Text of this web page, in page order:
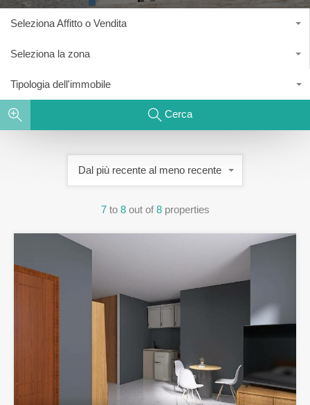
Seleziona Affitto o Vendita
Seleziona la zona
Tipologia dell'immobile
Cerca
7to 8out of 8properties
Dal più recente al meno recente